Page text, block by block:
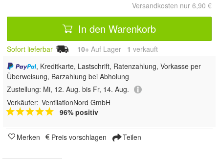
Versandkosten nur 6,90 €
In den Warenkorb
Sofort lieferbar 10+ Auf Lager 1 verkauft
, Kreditkarte, Lastschrift, Ratenzahlung, Vorkasse per
Überweisung, Barzahlung bei Abholung
Zustellung: Mi, 12. Aug. bis Fr, 14. Aug.
Verkäufer: VentilationNord GmbH
96% positiv
Merken Preis vorschlagen Teilen